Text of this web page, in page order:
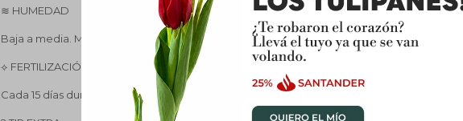
≋ HUMEDAD
Baja a media. Muy adaptable a ambientes interiores.
⟡ FERTILIZACIÓN
Cada 15 días durante primavera y verano o con fertilizante de liberación lenta anual.